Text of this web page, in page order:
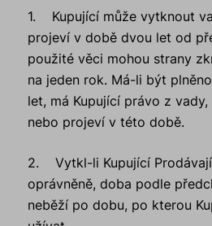
1. Kupující může vytknout
projeví v době dvou let od
použité věci mohou strany
na jeden rok. Má-li být
let, má Kupující právo z
nebo projeví v této době.
2. Vytkl-li Kupující
oprávněně, doba podle
neběží po dobu, po kterou